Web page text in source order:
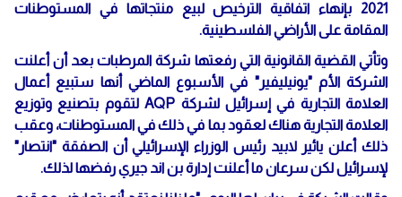
2021 بإنهاء اتفاقية الترخيص لبيع منتجاتها في المستوطنات
المقامة على الأراضي الفلسطينية.
وتأتي القضية القانونية التي رفعتها شركة المرطبات بعد أن أعلنت
الشركة الأم "يونيليفير" في الأسبوع الماضي أنها ستبيع أعمال
العلامة التجارية في إسرائيل لشركة AQP لتقوم بتصنيع وتوزيع
العلامة التجارية هناك لعقود بما في ذلك في المستوطنات، وعقب
ذلك أعلن يائير لابيد رئيس الوزراء الإسرائيلي أن الصفقة "انتصار"
لإسرائيل لكن سرعان ما أعلنت إدارة بن اند جيري رفضها لذلك.